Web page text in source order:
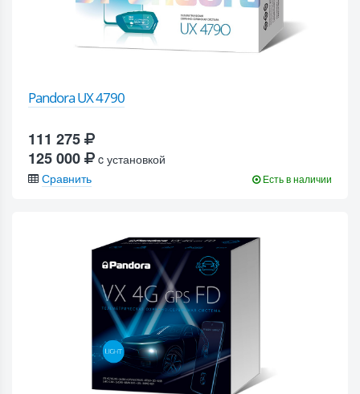
Pandora UX 4790
111 275
125 000
c установкой
Сравнить
Есть в наличии